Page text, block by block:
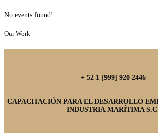
No events found!
Our Work
+ 52 1 [999] 920 2446
CAPACITACIÓN PARA EL DESARROLLO
INDUSTRIA MARÍTIMA